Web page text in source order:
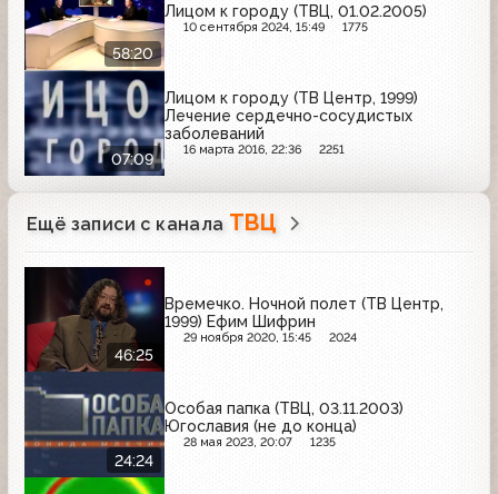
58:20
Лицом к городу (ТВЦ, 01.02.2005)
10 сентября 2024, 15:49 1775
07:09
Лицом к городу (ТВ Центр, 1999)
Лечение сердечно-сосудистых
заболеваний
16 марта 2016, 22:36 2251
Ещё записи с канала ТВЦ
46:25
Времечко. Ночной полет (ТВ Центр,
1999) Ефим Шифрин
29 ноября 2020, 15:45 2024
24:24
Особая папка (ТВЦ, 03.11.2003)
Югославия (не до конца)
28 мая 2023, 20:07 1235